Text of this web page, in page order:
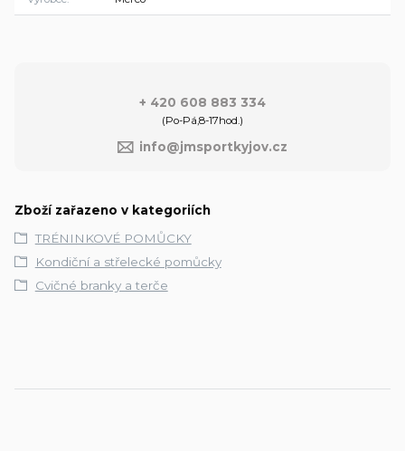
+ 420 608 883 334
(Po-Pá,8-17hod.)
info@jmsportkyjov.cz
Zboží zařazeno v kategoriích
TRÉNINKOVÉ POMŮCKY
Kondiční a střelecké pomůcky
Cvičné branky a terče